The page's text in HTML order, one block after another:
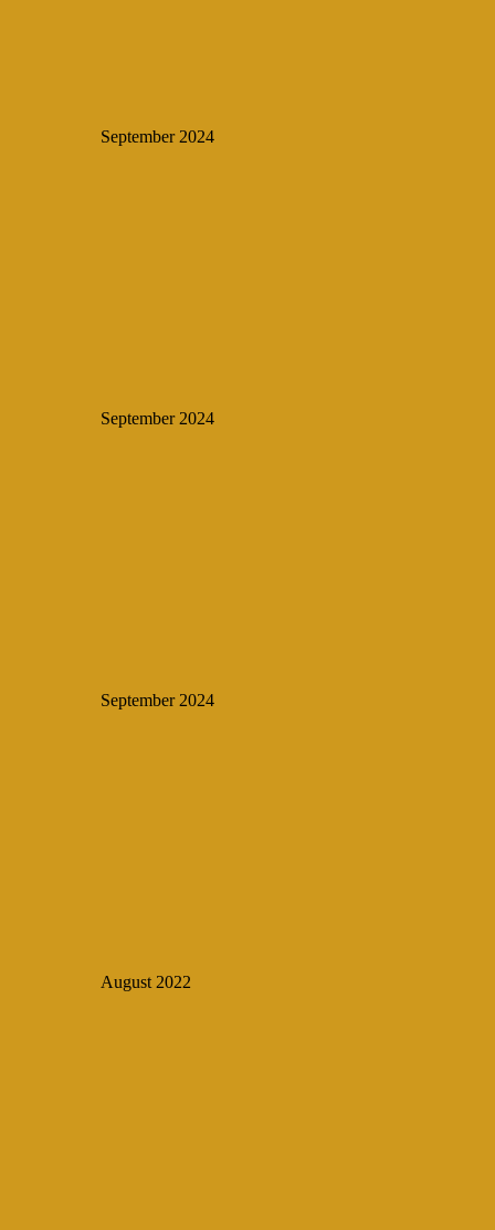
September 2024
September 2024
September 2024
August 2022